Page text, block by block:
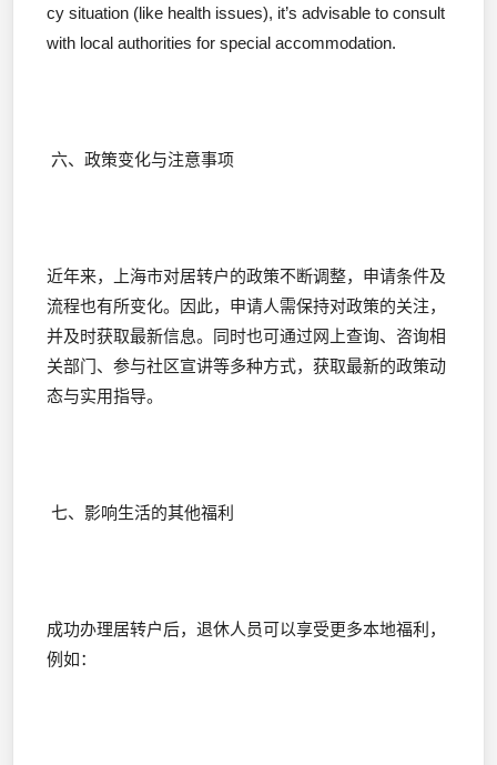
cy situation (like health issues), it’s advisable to consult
with local authorities for special accommodation.
六、政策变化与注意事项
近年来，上海市对居转户的政策不断调整，申请条件及
流程也有所变化。因此，申请人需保持对政策的关注，
并及时获取最新信息。同时也可通过网上查询、咨询相
关部门、参与社区宣讲等多种方式，获取最新的政策动
态与实用指导。
七、影响生活的其他福利
成功办理居转户后，退休人员可以享受更多本地福利，
例如：